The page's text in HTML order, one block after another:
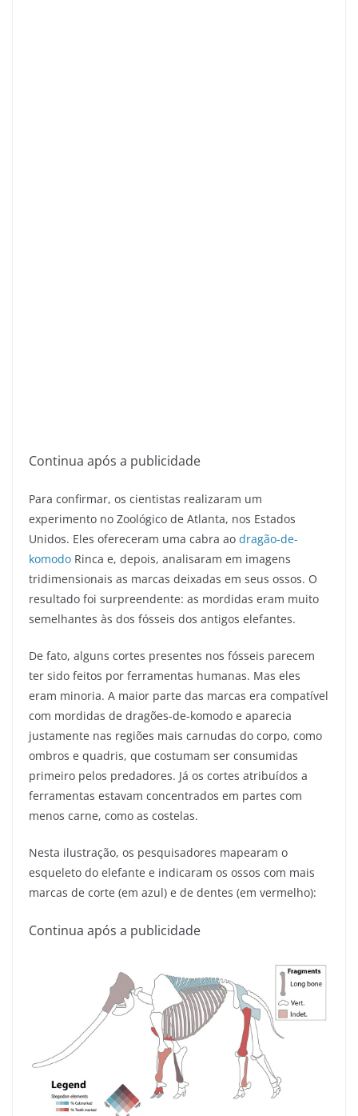
Continua após a publicidade
Para confirmar, os cientistas realizaram um
experimento no Zoológico de Atlanta, nos Estados
Unidos. Eles ofereceram uma cabra ao dragão-de-
komodo Rinca e, depois, analisaram em imagens
tridimensionais as marcas deixadas em seus ossos. O
resultado foi surpreendente: as mordidas eram muito
semelhantes às dos fósseis dos antigos elefantes.
De fato, alguns cortes presentes nos fósseis parecem
ter sido feitos por ferramentas humanas. Mas eles
eram minoria. A maior parte das marcas era compatível
com mordidas de dragões-de-komodo e aparecia
justamente nas regiões mais carnudas do corpo, como
ombros e quadris, que costumam ser consumidas
primeiro pelos predadores. Já os cortes atribuídos a
ferramentas estavam concentrados em partes com
menos carne, como as costelas.
Nesta ilustração, os pesquisadores mapearam o
esqueleto do elefante e indicaram os ossos com mais
marcas de corte (em azul) e de dentes (em vermelho):
Continua após a publicidade